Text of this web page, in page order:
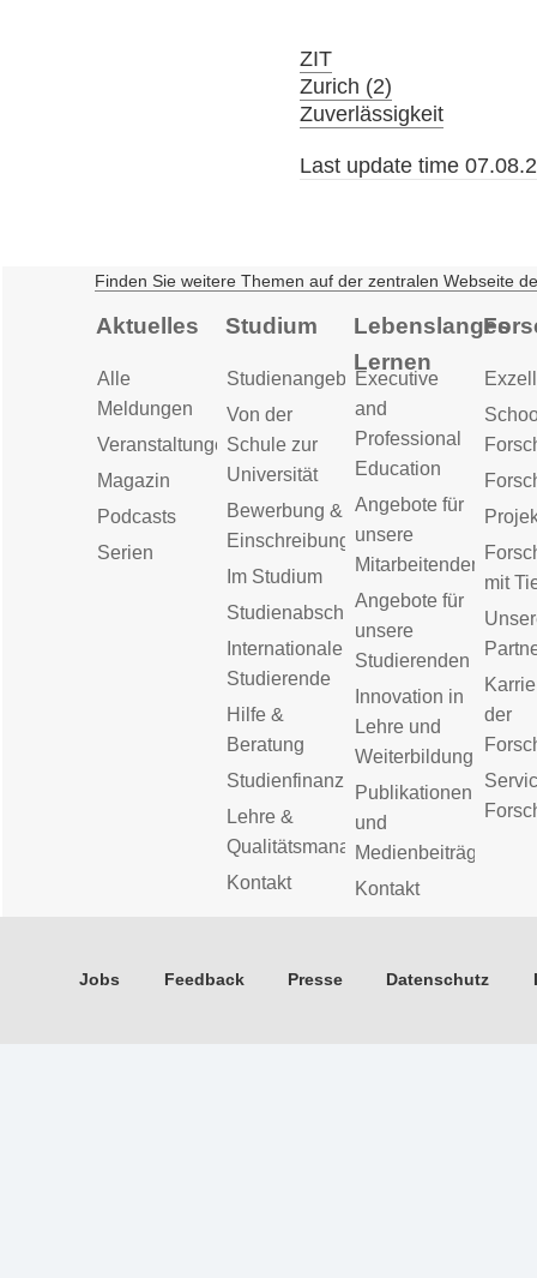
ZIT
Zurich (2)
Zuverlässigkeit
Last update time
Finden Sie weitere Themen auf der zentralen Webseite
Aktuelles
Alle
Meldungen
Veranstaltungen
Magazin
Podcasts
Serien
Studium
Studienangebot
Von der
Schule zur
Universität
Bewerbung &
Einschreibung
Im Studium
Studienabschluss
Internationale
Studierende
Hilfe &
Beratung
Studienfinanzierung
Lehre &
Qualitätsmanagement
Kontakt
Lebenslanges
Lernen
Executive
and
Professional
Education
Angebote für
unsere
Mitarbeitenden
Angebote für
unsere
Studierenden
Innovation in
Lehre und
Weiterbildung
Publikationen
und
Medienbeiträge
Kontakt
mit
der
Jobs Feedback Presse Datenschutz